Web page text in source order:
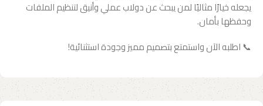
يجعله خيارًا مثاليًا لمن يبحث عن دولاب عملي وأنيق لتنظيم الملفات
وحفظها بأمان.
📞 اطلبه الآن واستمتع بتصميم مميز وجودة استثنائية!